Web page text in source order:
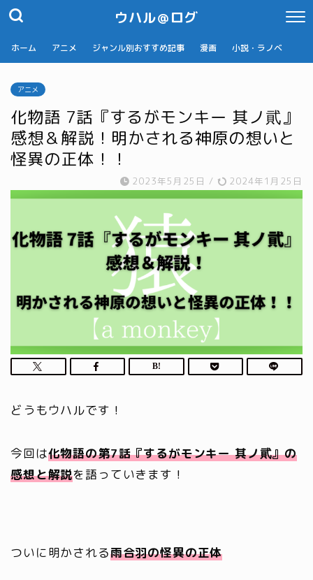
ウハル＠ログ
ホーム アニメ ジャンル別おすすめ記事 漫画 小説・ラノベ
アニメ
化物語 7話『するがモンキー 其ノ貮』
感想＆解説！明かされる神原の想いと
怪異の正体！！
2023年5月25日 / 2024年1月25日
どうもウハルです！
今回は化物語の第7話『するがモンキー 其ノ貮』の
感想と解説を語っていきます！
ついに明かされる雨合羽の怪異の正体